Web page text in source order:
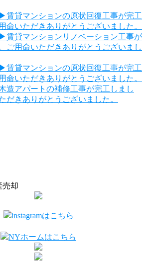
賃貸マンションの原状回復工事が完工
命いただきありがとうございました。
賃貸マンションリノベーション工事が
ご用命いただきありがとうございまし
賃貸マンションの原状回復工事が完工
命いただきありがとうございました。
造アパートの補修工事が完工しまし
だきありがとうございました。
売却
instagramはこちら
NYホームはこちら